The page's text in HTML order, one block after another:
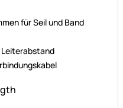
für Seil und Band